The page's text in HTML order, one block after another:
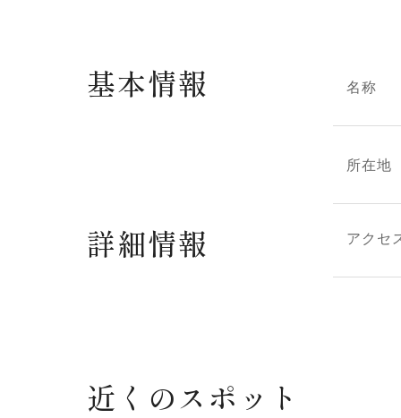
基本情報 名称
所在地
詳細情報 アクセ
近くのスポット